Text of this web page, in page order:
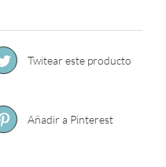
Twitear este producto
Añadir a Pinterest